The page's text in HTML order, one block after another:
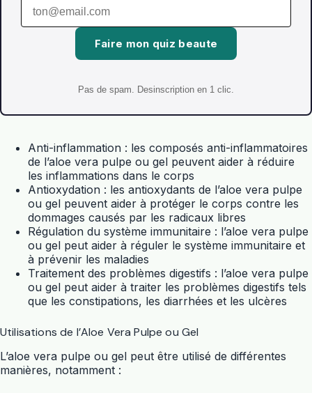
Faire mon quiz beaute
Pas de spam. Desinscription en 1 clic.
Anti-inflammation : les composés anti-inflammatoires
de l’aloe vera pulpe ou gel peuvent aider à réduire
les inflammations dans le corps
Antioxydation : les antioxydants de l’aloe vera pulpe
ou gel peuvent aider à protéger le corps contre les
dommages causés par les radicaux libres
Régulation du système immunitaire : l’aloe vera pulpe
ou gel peut aider à réguler le système immunitaire et
à prévenir les maladies
Traitement des problèmes digestifs : l’aloe vera pulpe
ou gel peut aider à traiter les problèmes digestifs tels
que les constipations, les diarrhées et les ulcères
Utilisations de l’Aloe Vera Pulpe ou Gel
L’aloe vera pulpe ou gel peut être utilisé de différentes
manières, notamment :